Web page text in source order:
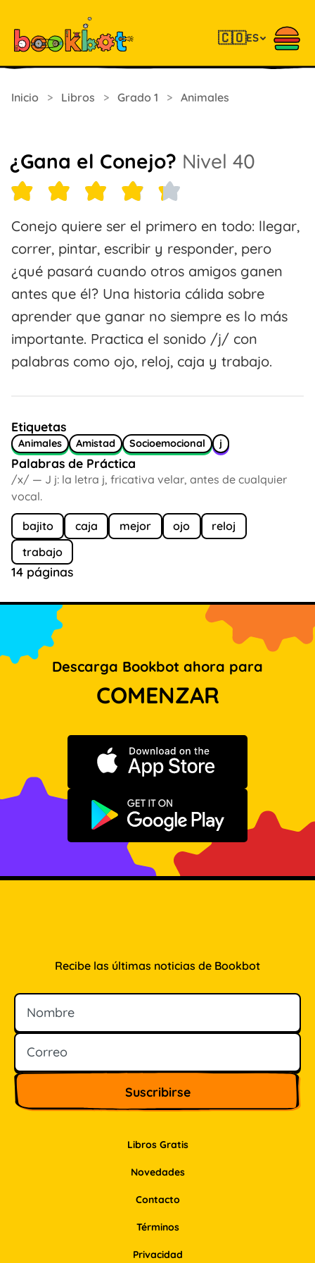
🇨🇴ES
Inicio > Libros > Grado 1 > Animales
¿Gana el Conejo? Nivel 40
Conejo quiere ser el primero en todo: llegar,
correr, pintar, escribir y responder, pero
¿qué pasará cuando otros amigos ganen
antes que él? Una historia cálida sobre
aprender que ganar no siempre es lo más
importante. Practica el sonido /j/ con
palabras como ojo, reloj, caja y trabajo.
Etiquetas
Animales Amistad Socioemocional j
Palabras de Práctica
/x/ — J j: la letra j, fricativa velar, antes de cualquier
vocal.
bajito caja mejor ojo
reloj
trabajo
14 páginas
Descarga Bookbot ahora para
COMENZAR
Descargar en App Store
Disponible en Google Play
Libros Gratis
Novedades
Contacto
Recibe las últimas noticias de Bookbot
Nombre
Correo
Términos
Privacidad